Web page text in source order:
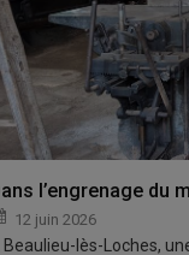
l’engrenage du
12 juin 2026
Beaulieu-lès-Loches,